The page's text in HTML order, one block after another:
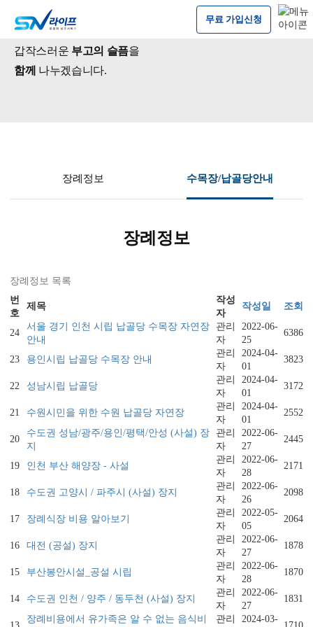
본문 바로가기
무료 가입신청
갑작스러운 부고의 슬픔을
함께 나누겠습니다.
장례정보 수목장/납골당안내
장례정보
장례정보 목록
번
호
제목
작성
자
작성일 조회
24
서울 경기 인천 시립 납골당 수목장 자연장
안내
관리
자
2022-06-
25
6386
23 용인시립 납골당 수목장 안내
관리
자
2024-04-
01
3823
22 성남시립 납골당
관리
자
2024-04-
01
3172
21 수원시민을 위한 수원 납골당 자연장
관리
자
2024-04-
01
2552
20
수도권 성남/광주/용인/평택/안성 (사설) 장
지
관리
자
2022-06-
27
2445
19 인천 부산 해양장 - 사설
관리
자
2022-06-
28
2171
18 수도권 고양시 / 파주시 (사설) 장지
관리
자
2022-06-
26
2098
17 장례식장 비용 알아보기
관리
자
2022-05-
05
2064
16 대전 (공설) 장지
관리
자
2022-06-
27
1878
15 부산봉안시설_공설 시립
관리
자
2022-06-
28
1870
14 수도권 인천 / 양주 / 동두천 (사설) 장지
관리
자
2022-06-
27
1831
장례비용에서 유가족은 알 수 없는 음식비 관리 2024-03-